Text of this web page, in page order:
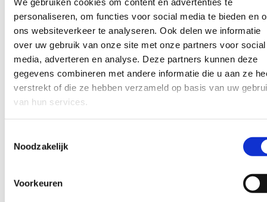
personaliseren, om functies voor social media te bieden en
ons websiteverkeer te analyseren. Ook delen we informatie
over uw gebruik van onze site met onze partners voor social
media, adverteren en analyse. Deze partners kunnen deze
gegevens combineren met andere informatie die u aan ze
verstrekt of die ze hebben verzameld op basis van uw
van hun services.
Noodzakelijk
Voorkeuren
De nieuwe site genereert meer leestijd per sessie
wordt actief gedeeld door notarissen en
richting cliënten. De redactie kan zelfstandig
publiceren via een CMS dat is afgestemd op hun
manier van werken. Wat het concreet doet:
67% terugkerende lezers binnen 90 dagen —
Professionals (notarissen, executeurs) delen